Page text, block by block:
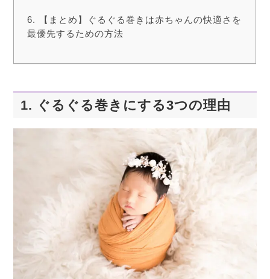
【まとめ】ぐるぐる巻きは赤ちゃんの快適さを
最優先するための方法
1. ぐるぐる巻きにする3つの理由